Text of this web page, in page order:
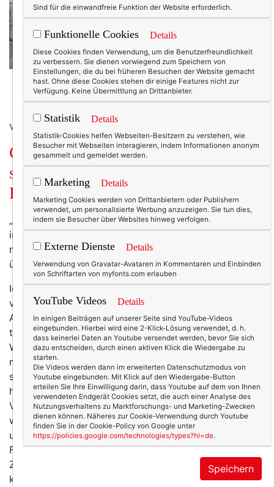
WERBUNG
Georgien für Einsteiger. Und: Die
schönste Herbstmode in Beige und
Rot.
„Georgien? Wie bist du denn darauf gekommen?“ war
immer die erste Frage, wenn ich von meiner Fotoreise
nach Georgien erzählte. Gefolgt von: „Wo liegt das
überhaupt?“
Ich kann die Fragen verstehen. Ehrlich gesagt hatte ich
vor einem halben Jahr selber nur eine ungefähre
Ahnung, wo dieses Land liegt. Warum ich mich
trotzdem dafür entschieden habe, dorthin zu fahren?
Weil dieses Neue und Unbekannte genau den Reiz für
mich ausmachte. Auf Santorini oder Mallorca – so
schön diese Inseln sind! – auf Fototour zu gehen, das
haben schon viele vor mir getan. So etwas , mit
Verlaub, langweilt mich. Ich wollte zeigen, dass auch
wir Frauen über 50 Entdeckerinnen sind, mutig sind,
und Abenteuer lieben. Und so flogen wir – ich, meine
Fotografin Martina Klein und meine Gestalterin Sibylle
Zimmermann als dritte Hand – vorletzte Sonntagnacht
kurz nach 22 Uhr nach Tiflis, landeten dort um 4 Uhr
Sind für die einwandfreie Funktion der Website erforderlich.
Funktionelle Cookies Details
Diese Cookies finden Verwendung, um die Benutzerfreundlichkeit
zu verbessern. Sie dienen vorwiegend zum Speichern von
Einstellungen, die du bei früheren Besuchen der Website gemacht
hast. Ohne diese Cookies stehen dir einige Features nicht zur
Verfügung. Keine Übermittlung an Drittanbieter.
Statistik Details
Statistik-Cookies helfen Webseiten-Besitzern zu verstehen, wie
Besucher mit Webseiten interagieren, indem Informationen anonym
gesammelt und gemeldet werden.
Marketing Details
Marketing Cookies werden von Drittanbietern oder Publishern
verwendet, um personalisierte Werbung anzuzeigen. Sie tun dies,
indem sie Besucher über Websites hinweg verfolgen.
Externe Dienste Details
Verwendung von Gravatar-Avataren in Kommentaren und Einbinden
von Schriftarten von myfonts.com erlauben
YouTube Videos Details
In einigen Beiträgen auf unserer Seite sind YouTube-Videos
eingebunden. Hierbei wird eine 2-Klick-Lösung verwendet, d. h.
dass keinerlei Daten an Youtube versendet werden, bevor Sie sich
dazu entscheiden, durch einen aktiven Klick die Wiedergabe zu
starten.
Die Videos werden dann im erweiterten Datenschutzmodus von
Youtube eingebunden. Mit Klick auf den Wiedergabe-Button
erteilen Sie Ihre Einwilligung darin, dass Youtube auf dem von Ihnen
verwendeten Endgerät Cookies setzt, die auch einer Analyse des
Nutzungsverhaltens zu Marktforschungs- und Marketing-Zwecken
dienen können. Näheres zur Cookie-Verwendung durch Youtube
finden Sie in der Cookie-Policy von Google unter
https://policies.google.com/technologies/types?hl=de.
Speichern